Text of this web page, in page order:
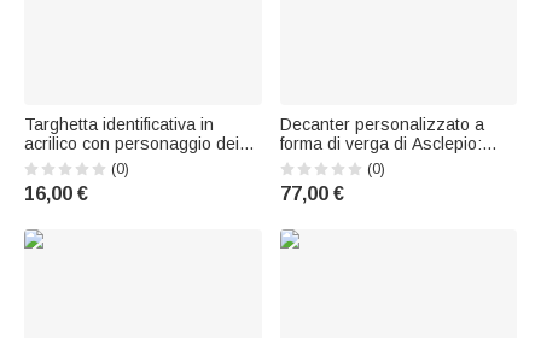
Targhetta identificativa in
acrilico con personaggio dei
cartoni animati personalizzata
per il personale medico, per
l'uso quotidiano in ambito
compleanno o per la Giornata
(0)
16,00 €
Decanter personalizzato a
forma di verga di Asclepio:
regalo di compleanno per
medici e appassionati di
whisky
(0)
77,00 €